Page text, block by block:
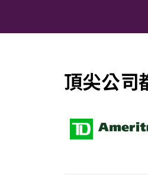
頂尖公司